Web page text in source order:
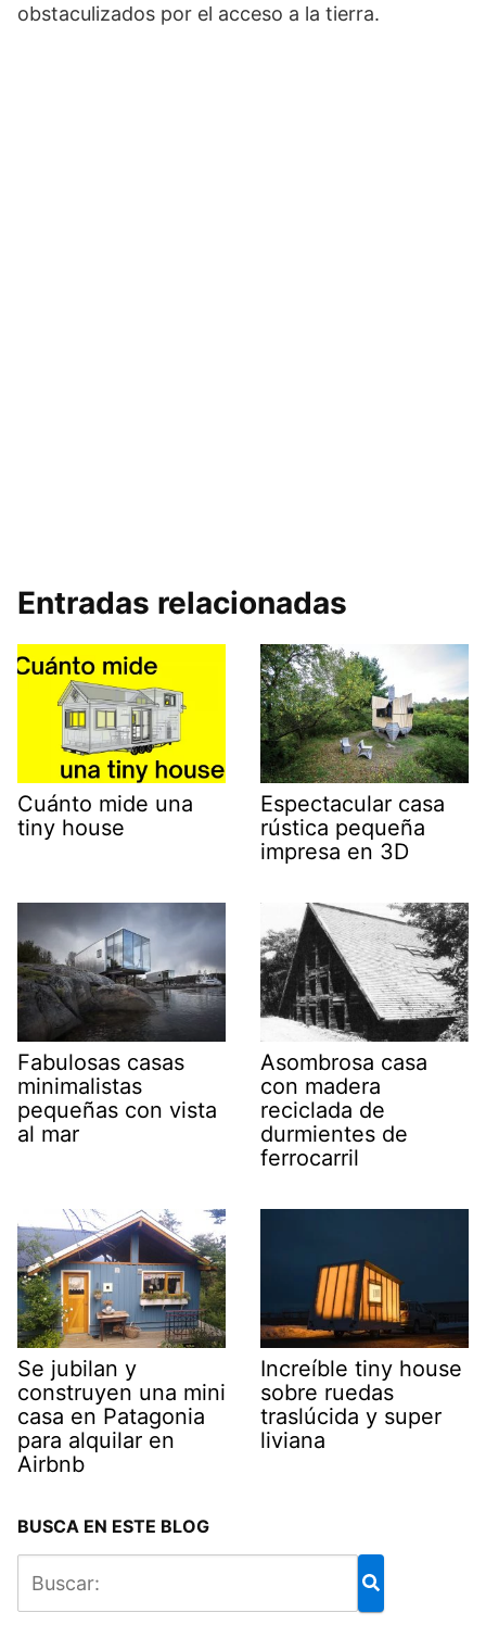
obstaculizados por el acceso a la tierra.
Entradas relacionadas
Cuánto mide una
tiny house
Espectacular casa
rústica pequeña
impresa en 3D
Fabulosas casas
minimalistas
pequeñas con vista
al mar
Asombrosa casa
con madera
reciclada de
durmientes de
ferrocarril
Se jubilan y
construyen una mini
casa en Patagonia
para alquilar en
Airbnb
Increíble tiny house
sobre ruedas
traslúcida y super
liviana
BUSCA EN ESTE BLOG